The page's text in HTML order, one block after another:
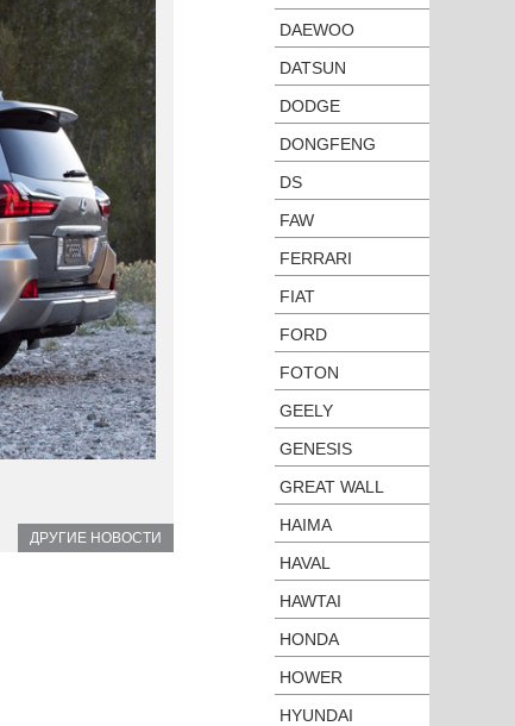
ДРУГИЕ НОВОСТИ
DAEWOO
DATSUN
DODGE
DONGFENG
DS
FAW
FERRARI
FIAT
FORD
FOTON
GEELY
GENESIS
GREAT WALL
HAIMA
HAVAL
HAWTAI
HONDA
HOWER
HYUNDAI